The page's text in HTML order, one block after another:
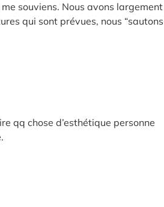
souviens. Nous avons largement
qui sont prévues, nous “sautons
qq chose d’esthétique personne